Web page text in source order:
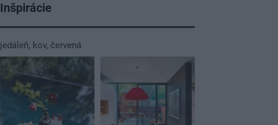
Inšpirácie
jedáleň, kov, červená